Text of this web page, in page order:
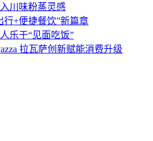
川味粉蒸灵感
行+便捷餐饮”新篇章
乐于“见面吃饭”
拉瓦萨创新赋能消费升级